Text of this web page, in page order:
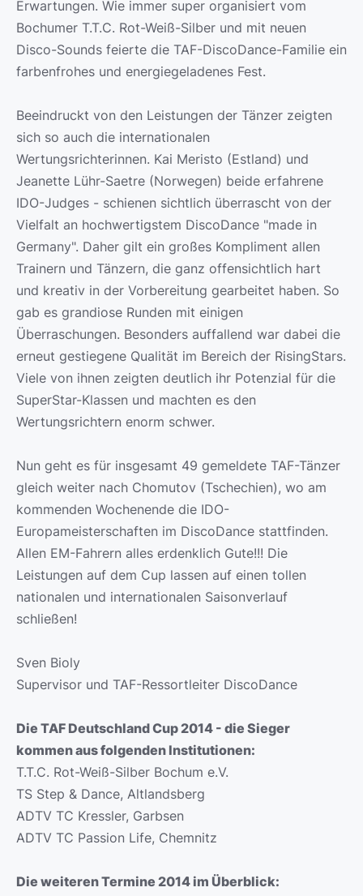
Erwartungen. Wie immer super organisiert vom
Bochumer T.T.C. Rot-Weiß-Silber und mit neuen
Disco-Sounds feierte die TAF-DiscoDance-Familie ein
farbenfrohes und energiegeladenes Fest.
Beeindruckt von den Leistungen der Tänzer zeigten
sich so auch die internationalen
Wertungsrichterinnen. Kai Meristo (Estland) und
Jeanette Lühr-Saetre (Norwegen) beide erfahrene
IDO-Judges - schienen sichtlich überrascht von der
Vielfalt an hochwertigstem DiscoDance "made in
Germany". Daher gilt ein großes Kompliment allen
Trainern und Tänzern, die ganz offensichtlich hart
und kreativ in der Vorbereitung gearbeitet haben. So
gab es grandiose Runden mit einigen
Überraschungen. Besonders auffallend war dabei die
erneut gestiegene Qualität im Bereich der RisingStars.
Viele von ihnen zeigten deutlich ihr Potenzial für die
SuperStar-Klassen und machten es den
Wertungsrichtern enorm schwer.
Nun geht es für insgesamt 49 gemeldete TAF-Tänzer
gleich weiter nach Chomutov (Tschechien), wo am
kommenden Wochenende die IDO-
Europameisterschaften im DiscoDance stattfinden.
Allen EM-Fahrern alles erdenklich Gute!!! Die
Leistungen auf dem Cup lassen auf einen tollen
nationalen und internationalen Saisonverlauf
schließen!
Sven Bioly
Supervisor und TAF-Ressortleiter DiscoDance
Die TAF Deutschland Cup 2014 - die Sieger
kommen aus folgenden Institutionen:
T.T.C. Rot-Weiß-Silber Bochum e.V.
TS Step & Dance, Altlandsberg
ADTV TC Kressler, Garbsen
ADTV TC Passion Life, Chemnitz
Die weiteren Termine 2014 im Überblick: